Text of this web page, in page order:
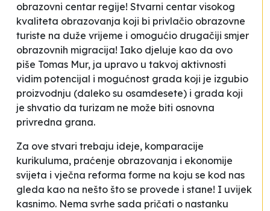
obrazovni centar regije! Stvarni centar visokog
kvaliteta obrazovanja koji bi privlačio obrazovne
turiste na duže vrijeme i omogućio drugačiji smjer
obrazovnih migracija! Iako djeluje kao da ovo
piše Tomas Mur, ja upravo u takvoj aktivnosti
vidim potencijal i mogućnost grada koji je izgubio
proizvodnju (daleko su osamdesete) i grada koji
je shvatio da turizam ne može biti osnovna
privredna grana.
Za ove stvari trebaju ideje, komparacije
kurikuluma, praćenje obrazovanja i ekonomije
svijeta i vječna reforma forme na koju se kod nas
gleda kao na nešto što se provede i stane! I uvijek
kasnimo. Nema svrhe sada pričati o nastanku